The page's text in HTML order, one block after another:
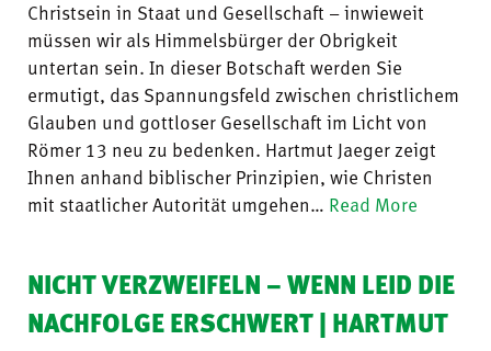
Christsein in Staat und Gesellschaft – inwieweit
müssen wir als Himmelsbürger der Obrigkeit
untertan sein. In dieser Botschaft werden Sie
ermutigt, das Spannungsfeld zwischen christlichem
Glauben und gottloser Gesellschaft im Licht von
Römer 13 neu zu bedenken. Hartmut Jaeger zeigt
Ihnen anhand biblischer Prinzipien, wie Christen
mit staatlicher Autorität umgehen… Read More
NICHT VERZWEIFELN – WENN LEID DIE
NACHFOLGE ERSCHWERT | HARTMUT